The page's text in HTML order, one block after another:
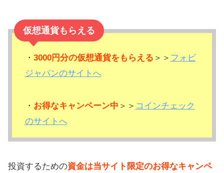
仮想通貨もらえる
・ 3000円分の仮想通貨をもらえる ＞＞ フォビ
ジャパンのサイトへ
・ お得なキャンペーン中 ＞＞ コインチェック
のサイトへ
投資するための資金は当サイト限定のお得なキャンペ